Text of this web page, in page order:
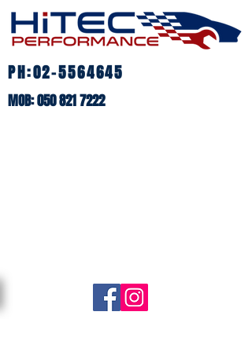
PH:02-5564645
MOB:050 821 7222